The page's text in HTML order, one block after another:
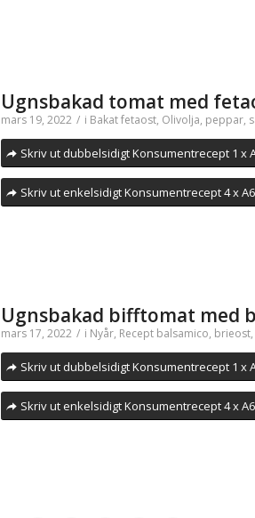
Ugnsbakad tomat med
mars 19, 2022 / i Bakatfetaost, Olivolja, peppar,
Skriv ut dubbelsidigt Konsumentrecept 1 x
Skriv ut enkelsidigt Konsumentrecept 4 x A6
Ugnsbakad bifftomat med
mars 17, 2022 / i Nyår, Recept balsamico, brieost,
Skriv ut dubbelsidigt Konsumentrecept 1 x
Skriv ut enkelsidigt Konsumentrecept 4 x A6